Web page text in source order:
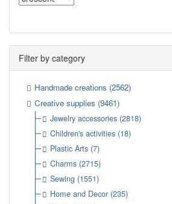
Filter by category
Handmade creations (2562)
Creative supplies (9461)
Jewelry accessories (2818)
Children's activities (18)
Plastic Arts (7)
Charms (2715)
Sewing (1551)
Home and Decor (235)